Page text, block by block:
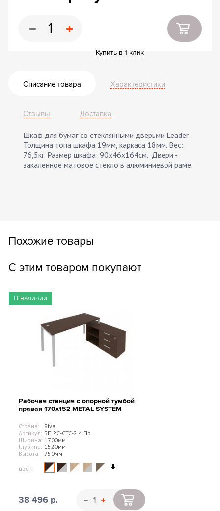
Купить в 1 клик
Описание товара Характеристики
Отзывы Доставка
Шкаф для бумаг со стеклянными дверьми Leader.
Толщина топа шкафа 19мм, каркаса 18мм. Вес:
76,5кг. Размер шкафа: 90х46х164см. Двери -
закаленное матовое стекло в алюминиевой раме.
Похожие товары
С этим товаром покупают
В наличии
Рабочая станция с опорной тумбой
правая 170х152 METAL SYSTEM
Страна:
Riva
Артикул: БП.РС-СТС-2.4 Пр
Ширина: 1700мм
Глубина: 1520мм
Высота:
750мм
цвет:
38 496 р.